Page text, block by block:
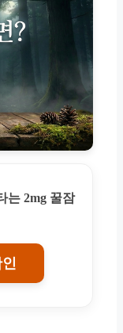
는 2mg 꿀잠